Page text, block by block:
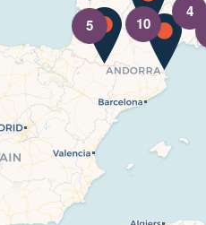
4
5 10